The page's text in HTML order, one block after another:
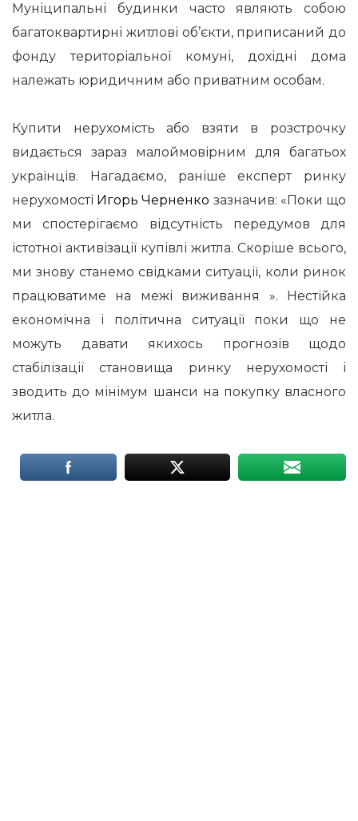
Муніципальні будинки часто являють собою
багатоквартирні житлові об’єкти, приписаний до
фонду територіальної комуні, дохідні домa
належать юридичним або приватним особам.
Купити нерухомість або взяти в розстрочку
видається зараз малоймовірним для багатьох
українців. Нагадаємо, раніше експерт ринку
нерухомості Игорь Черненко зазначив: «Поки що
ми спостерігаємо відсутність передумов для
істотної активізації купівлі житла. Скоріше всього,
ми знову станемо свідками ситуації, коли ринок
працюватиме на межі виживання ». Нестійка
економічна і політична ситуації поки що не
можуть давати якихось прогнозів щодо
стабілізації становища ринку нерухомості і
зводить до мінімум шанси на покупку власного
житла.